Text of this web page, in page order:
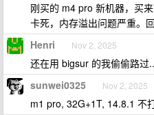
刚买的 m4 pro 新机器，买
卡死，内存溢出问题严重。
Henri Nov 2, 2025
还在用 bigsur 的我偷偷路过
sunwei0325 Nov 2, 2025
m1 pro, 32G+1T, 14.8.1 不